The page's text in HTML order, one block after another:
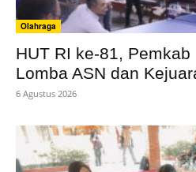
Olahraga
HUT RI ke-81,
Lomba ASN dan
6 Agustus 2026